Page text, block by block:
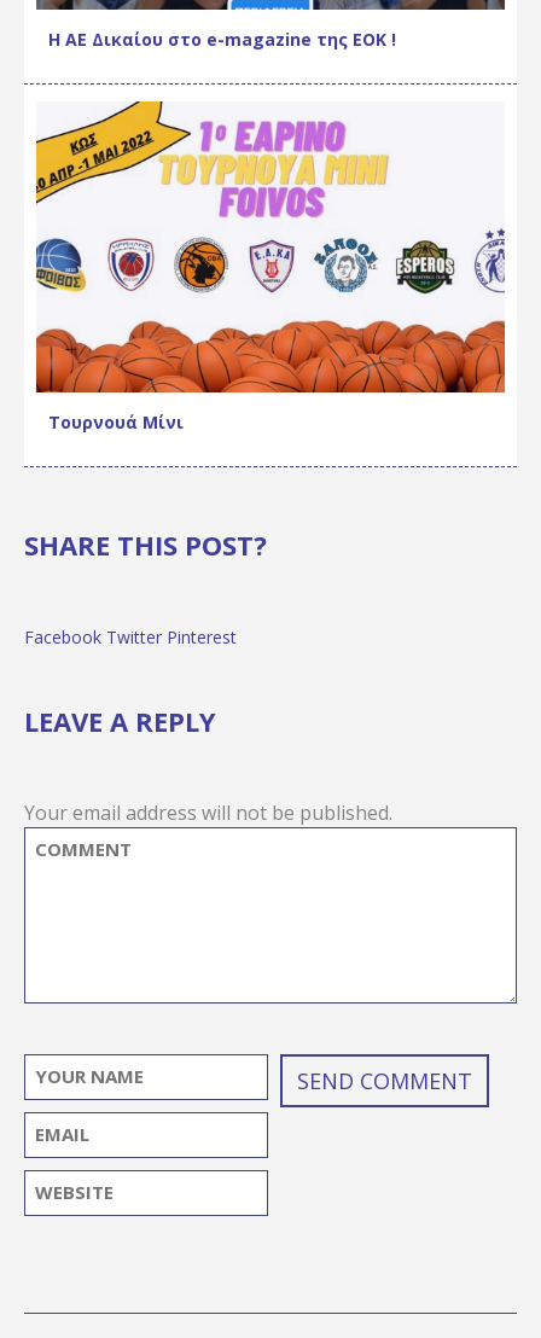
Η ΑΕ Δικαίου στο e-magazine της ΕΟΚ !
Τουρνουά Μίνι
SHARE THIS POST?
Facebook Twitter Pinterest
LEAVE A REPLY
Your email address will not be published.